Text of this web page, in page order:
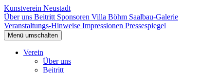
Kunstverein Neustadt
Über uns Beitritt Sponsoren Villa Böhm Saalbau-Galerie
Veranstaltungs-Hinweise Impressionen Pressespiegel
Menü umschalten
Verein
Über uns
Beitritt